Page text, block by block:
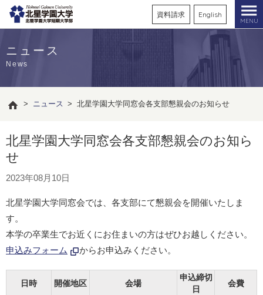
資料請求 English
MENU
ニュース
News
> ニュース > 北星学園大学同窓会各支部懇親会のお知らせ
北星学園大学同窓会各支部懇親会のお知ら
せ
2023年08月10日
北星学園大学同窓会では、各支部にて懇親会を開催いたしま
す。
本学の卒業生でお近くにお住まいの方はぜひお越しください。
申込みフォーム
からお申込みください。
日時 開催地区 会場
申込締切
日
会費